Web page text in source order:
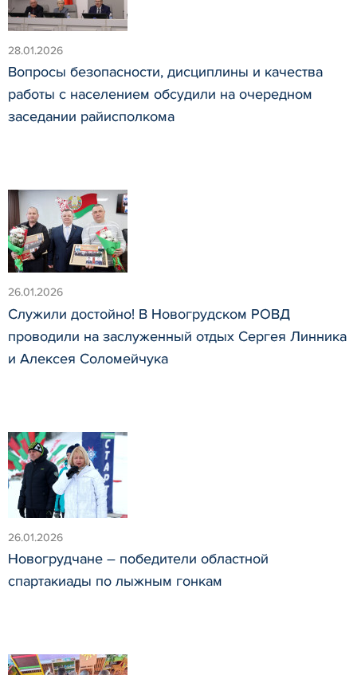
28.01.2026
Вопросы безопасности, дисциплины и качества
работы с населением обсудили на очередном
заседании райисполкома
26.01.2026
Служили достойно! В Новогрудском РОВД
проводили на заслуженный отдых Сергея Линника
и Алексея Соломейчука
26.01.2026
Новогрудчане – победители областной
спартакиады по лыжным гонкам